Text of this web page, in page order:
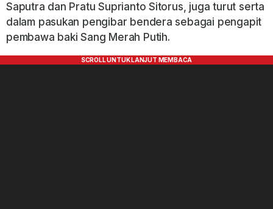
Saputra dan Pratu Suprianto Sitorus, juga turut serta
dalam pasukan pengibar bendera sebagai pengapit
pembawa baki Sang Merah Putih.